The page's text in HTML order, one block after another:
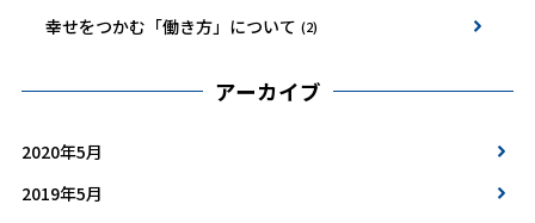
幸せをつかむ「働き方」について (2)
アーカイブ
2020年5月
2019年5月